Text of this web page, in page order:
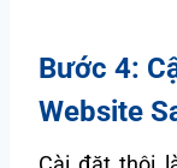
Bước 4:
Website